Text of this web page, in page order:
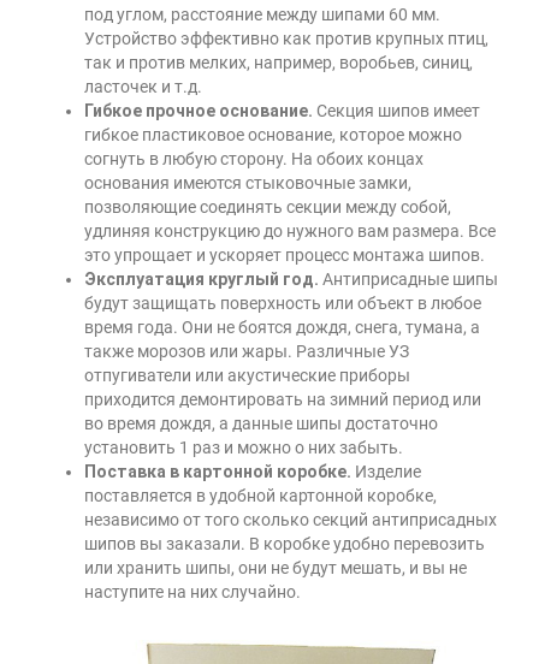
под углом, расстояние между шипами 60 мм.
Устройство эффективно как против крупных птиц,
так и против мелких, например, воробьев, синиц,
ласточек и т.д.
Гибкое прочное основание. Секция шипов имеет
гибкое пластиковое основание, которое можно
согнуть в любую сторону. На обоих концах
основания имеются стыковочные замки,
позволяющие соединять секции между собой,
удлиняя конструкцию до нужного вам размера. Все
это упрощает и ускоряет процесс монтажа шипов.
Эксплуатация круглый год. Антиприсадные шипы
будут защищать поверхность или объект в любое
время года. Они не боятся дождя, снега, тумана, а
также морозов или жары. Различные УЗ
отпугиватели или акустические приборы
приходится демонтировать на зимний период или
во время дождя, а данные шипы достаточно
установить 1 раз и можно о них забыть.
Поставка в картонной коробке. Изделие
поставляется в удобной картонной коробке,
независимо от того сколько секций антиприсадных
шипов вы заказали. В коробке удобно перевозить
или хранить шипы, они не будут мешать, и вы не
наступите на них случайно.